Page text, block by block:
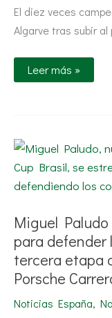
El diez veces
Algarve tras subir
cup
Brasil
con
Leer más »
Miguel
para defender
tercera etapa
Porsche
Noticias España,
Miguel
Paludo
regresa
mañana
a
para
defender
los
de
Brandt
en
la
tercera